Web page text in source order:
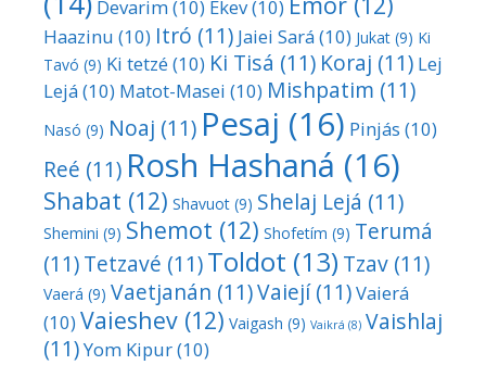
Devarim(10) Ekev(10)
Haazinu (10) Itró (11) Jaiei Sará(10) Jukat (9) Ki
Tavó (9) Ki tetzé(10) Ki Tisá (11) Koraj (11) Lej
Lejá(10) Matot-Masei (10) Mishpatim (11)
Nasó (9) Noaj (11) Pesaj (16) Pinjás (10)
Reé (11) Rosh Hashaná (16)
Shabat (12) Shavuot (9) Shelaj Lejá (11)
Shemini (9) Shemot (12) Shofetím (9) Terumá
(11)Tetzavé (11)Toldot (13) Tzav (11)
Vaerá (9) Vaetjanán (11)Vaiejí(11)Vaierá
(10) Vaieshev (12) Vaigash (9) Vaikrá (8) Vaishlaj
(11)Yom Kipur(10)